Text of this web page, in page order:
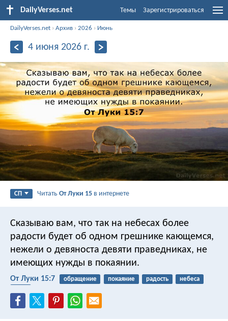
DailyVerses.net Темы Зарегистрироваться
DailyVerses.net ›Архив ›2026 › Июнь
4 июня 2026 г.
СП ЧитатьОт Луки 15 в интернете
Сказываю вам, что так на небесах более
радости будет об одном грешнике кающемся,
нежели о девяноста девяти праведниках, не
имеющих нужды в покаянии.
От Луки 15:7 обращение покаяние радость
небеса